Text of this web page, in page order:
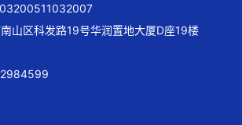
山区科发路19号华润置地大厦D座19楼